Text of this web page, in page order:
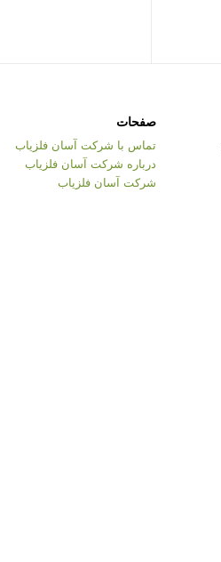
صفحات
تماس با شرکت آسان فلزیاب
درباره شرکت آسان فلزیاب
شرکت آسان فلزیاب